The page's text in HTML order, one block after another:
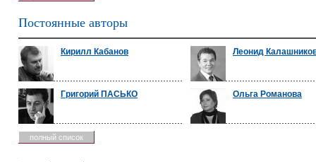
Постоянные авторы
Кирилл Кабанов Леонид
Григорий ПАСЬКО Ольга Романова
полный список